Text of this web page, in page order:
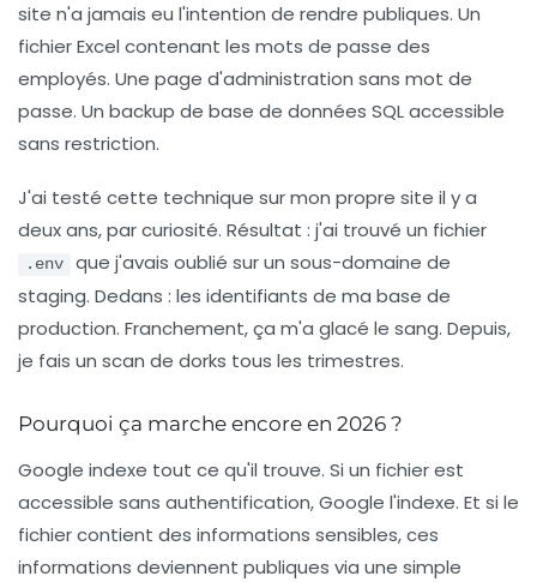
site n'a jamais eu l'intention de rendre publiques. Un
fichier Excel contenant les mots de passe des
employés. Une page d'administration sans mot de
passe. Un backup de base de données SQL accessible
sans restriction.
J'ai testé cette technique sur mon propre site il y a
deux ans, par curiosité. Résultat : j'ai trouvé un fichier
.env
que j'avais oublié sur un sous-domaine de
staging. Dedans : les identifiants de ma base de
production. Franchement, ça m'a glacé le sang. Depuis,
je fais un scan de dorks tous les trimestres.
Pourquoi ça marche encore en 2026 ?
Google indexe tout ce qu'il trouve. Si un fichier est
accessible sans authentification, Google l'indexe. Et si le
fichier contient des informations sensibles, ces
informations deviennent publiques via une simple